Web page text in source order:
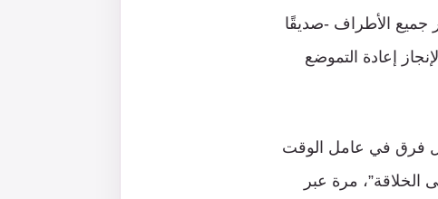
جميع الأطراف -صديقًا
إعادة التموضع
بل فرق في عامل الوقت
الخلاقة”، مرة عبر